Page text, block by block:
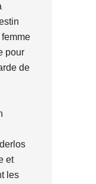
pour
de
et
les